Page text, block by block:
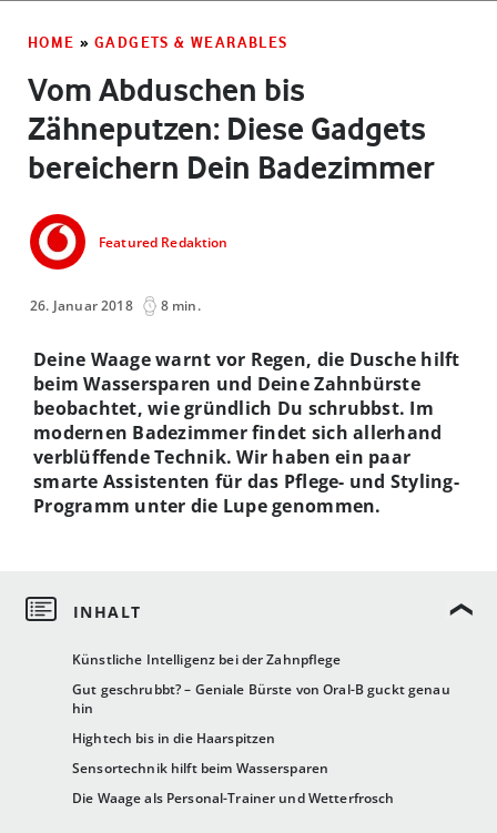
HOME » GADGETS & WEARABLES
Vom Abduschen bis
Zähneputzen: Diese Gadgets
bereichern Dein Badezimmer
Featured Redaktion
26. Januar 2018 8 min.
Künstliche Intelligenz bei der Zahnpflege
Gut geschrubbt? – Geniale Bürste von Oral-B guckt genau
hin
Hightech bis in die Haarspitzen
Sensortechnik hilft beim Wassersparen
Die Waage als Personal-Trainer und Wetterfrosch
Deine Waage warnt vor Regen, die Dusche hilft
beim Wassersparen und Deine Zahnbürste
beobachtet, wie gründlich Du schrubbst. Im
modernen Badezimmer findet sich allerhand
verblüffende Technik. Wir haben ein paar
smarte Assistenten für das Pflege- und Styling-
Programm unter die Lupe genommen.